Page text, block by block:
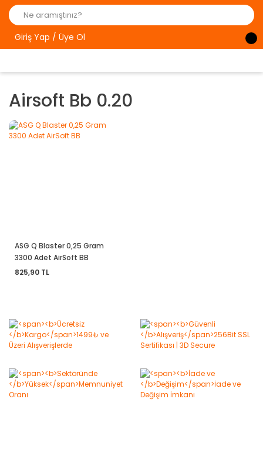
Giriş Yap / Üye Ol
Airsoft Bb 0.20
ASG Q Blaster 0,25 Gram
3300 Adet AirSoft BB
825,90 TL